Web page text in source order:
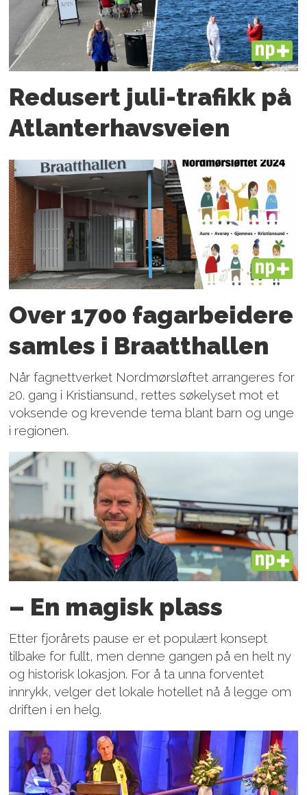
PLUS
Redusert juli-trafikk på
Atlanter­havsveien
PLUS
Over 1700 fagarbeidere
samles i Braatthallen
Når fagnettverket Nordmørsløftet arrangeres for
20. gang i Kristiansund, rettes søkelyset mot et
voksende og krevende tema blant barn og unge
i regionen.
PLUS
– En magisk plass
Etter fjorårets pause er et populært konsept
tilbake for fullt, men denne gangen på en helt ny
og historisk lokasjon. For å ta unna forventet
innrykk, velger det lokale hotellet nå å legge om
driften i en helg.